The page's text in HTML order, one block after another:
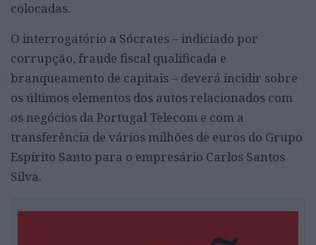
colocadas.
O interrogatório a Sócrates – indiciado por
corrupção, fraude fiscal qualificada e
branqueamento de capitais – deverá incidir sobre
os últimos elementos dos autos relacionados com
os negócios da Portugal Telecom e com a
transferência de vários milhões de euros do Grupo
Espírito Santo para o empresário Carlos Santos
Silva.